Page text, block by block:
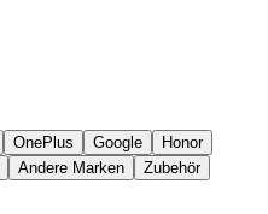
OnePlus Google
Honor
Andere Marken
Zubehör